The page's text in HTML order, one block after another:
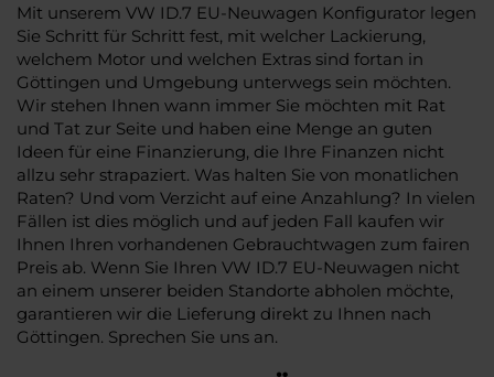
Mit unserem VW ID.7 EU-Neuwagen Konfigurator legen
Sie Schritt für Schritt fest, mit welcher Lackierung,
welchem Motor und welchen Extras sind fortan in
Göttingen und Umgebung unterwegs sein möchten.
Wir stehen Ihnen wann immer Sie möchten mit Rat
und Tat zur Seite und haben eine Menge an guten
Ideen für eine Finanzierung, die Ihre Finanzen nicht
allzu sehr strapaziert. Was halten Sie von monatlichen
Raten? Und vom Verzicht auf eine Anzahlung? In vielen
Fällen ist dies möglich und auf jeden Fall kaufen wir
Ihnen Ihren vorhandenen Gebrauchtwagen zum fairen
Preis ab. Wenn Sie Ihren VW ID.7 EU-Neuwagen nicht
an einem unserer beiden Standorte abholen möchte,
garantieren wir die Lieferung direkt zu Ihnen nach
Göttingen. Sprechen Sie uns an.